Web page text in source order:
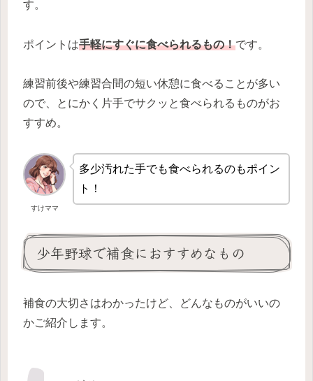
す。
ポイントは手軽にすぐに食べられるもの！です。
練習前後や練習合間の短い休憩に食べることが多い
ので、とにかく片手でサクッと食べられるものがお
すすめ。
すけママ
多少汚れた手でも食べられるのもポイン
ト！
少年野球で補食におすすめなもの
補食の大切さはわかったけど、どんなものがいいの
かご紹介します。